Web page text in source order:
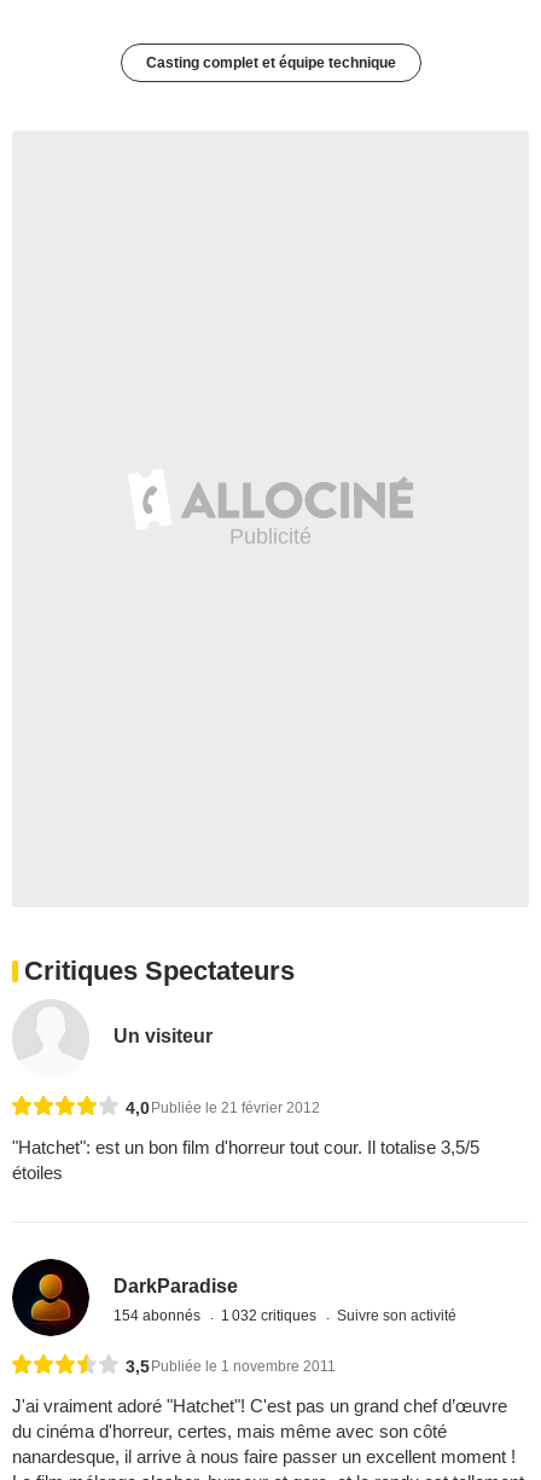
Casting complet et équipe technique
Critiques Spectateurs
Un visiteur
4,0Publiée le 21 février 2012
"Hatchet": est un bon film d'horreur tout cour. Il totalise 3,5/5
étoiles
DarkParadise
154 abonnés 1 032 critiques Suivre son activité
3,5 Publiée le 1 novembre 2011
J'ai vraiment adoré "Hatchet"! C'est pas un grand chef d’œuvre
du cinéma d'horreur, certes, mais même avec son côté
nanardesque, il arrive à nous faire passer un excellent moment !